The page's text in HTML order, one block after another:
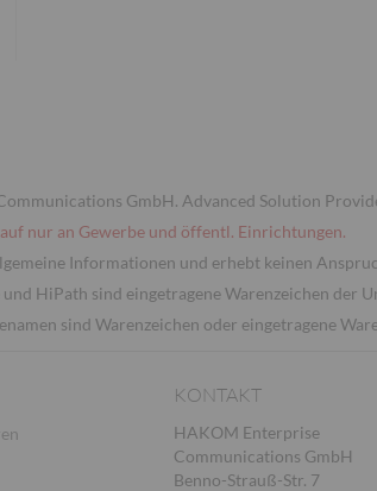
GmbH. Advanced Solution
nur an Gewerbe und öffentl. Einrichtungen.
Informationen und erhebt keinen
und HiPath sind eingetragene Warenzeichen der
sind Warenzeichen oder eingetragene
KONTAKT
HAKOM Enterprise
Communications GmbH
Benno-Strauß-Str. 7